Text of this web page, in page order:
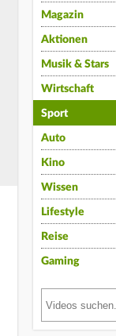
Magazin
Aktionen
Musik & Stars
Wirtschaft
Sport
Auto
Kino
Wissen
Lifestyle
Reise
Gaming